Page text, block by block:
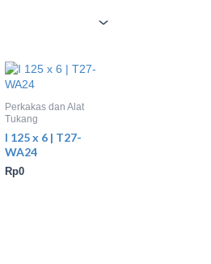
Perkakas dan Alat
Tukang
I 125 x 6 | T27-
WA24
Rp0